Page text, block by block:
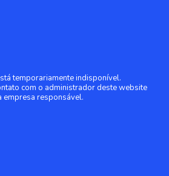
temporariamente indisponível.
com o administrador deste website
empresa responsável.